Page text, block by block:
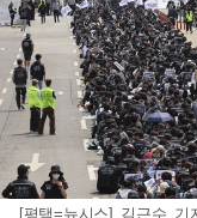
[평택=뉴시스] 김근수